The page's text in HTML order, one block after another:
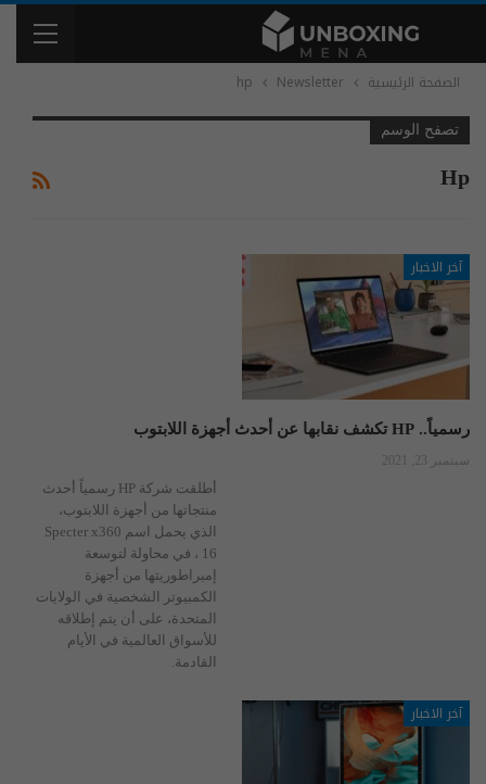
الصفحة الرئيسية Newsletter
hp
تصفح الوسم
Hp
آخر الاخبار
رسمياً.. HP تكشف نقابها عن أحدث أجهزة اللابتوب
سبتمبر 23, 2021
أطلقت شركة HP رسمياً أحدث
منتجاتها من أجهزة اللابتوب،
الذي يحمل اسم Specter x360
16 ، في محاولة لتوسعة
إمبراطوريتها من أجهزة
الكمبيوتر الشخصية في الولايات
المتحدة، على أن يتم إطلاقه
للأسواق العالمية في الأيام
القادمة.
آخر الاخبار